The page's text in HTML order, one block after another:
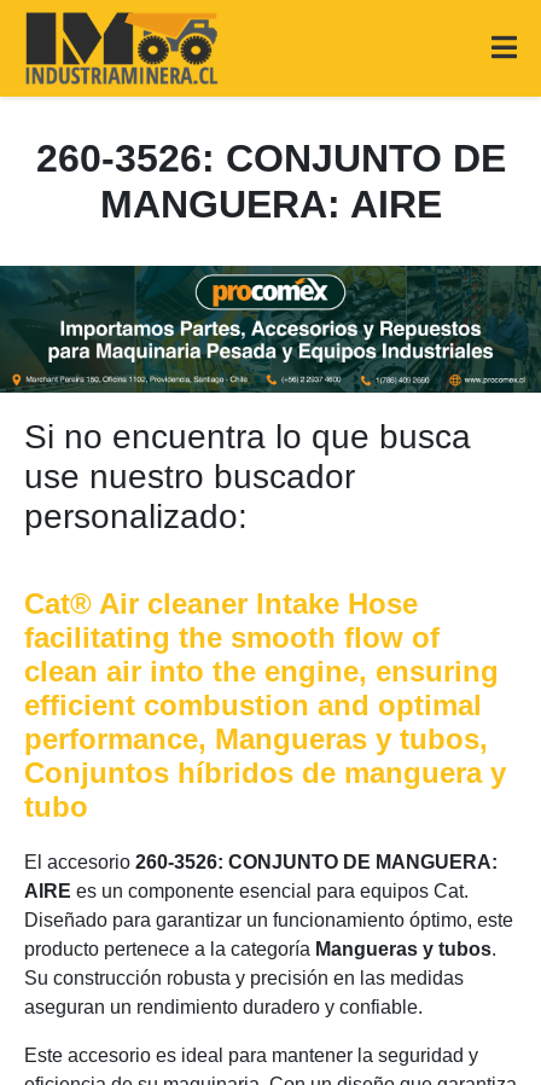
260-3526: CONJUNTO DE
MANGUERA: AIRE
Si no encuentra lo que busca
use nuestro buscador
personalizado:
Cat® Air cleaner Intake Hose
facilitating the smooth flow of
clean air into the engine, ensuring
efficient combustion and optimal
performance, Mangueras y tubos,
Conjuntos híbridos de manguera y
tubo
El accesorio 260-3526: CONJUNTO DE MANGUERA:
AIRE es un componente esencial para equipos Cat.
Diseñado para garantizar un funcionamiento óptimo, este
producto pertenece a la categoría Mangueras y tubos.
Su construcción robusta y precisión en las medidas
aseguran un rendimiento duradero y confiable.
Este accesorio es ideal para mantener la seguridad y